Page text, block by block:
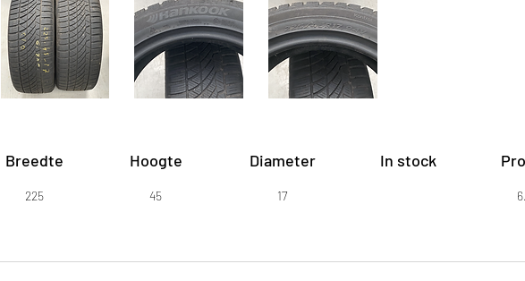
Breedte
225
Hoogte
45
Diameter
17
In stock